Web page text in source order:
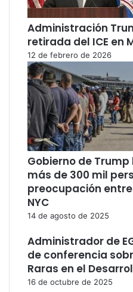
Administración
retirada del ICE en
12 de febrero de 2026
Gobierno de
más de 300 mil
preocupación
NYC
14 de agosto de 2025
Administrador de
de conferencia
Raras en el
16 de octubre de 2025